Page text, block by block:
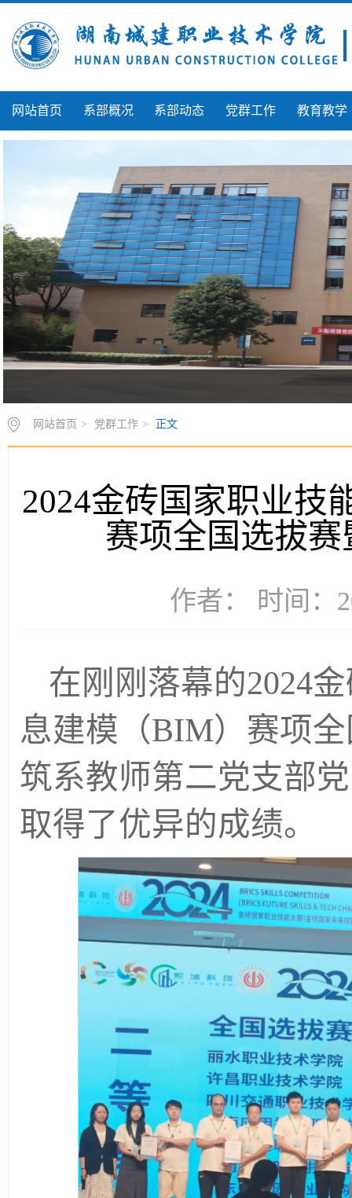
网站首页 系部概况 系部动态 党群工作 教育教学
网站首页 > 党群工作 > 正文
2024金砖国家职业技
赛项全国选拔
作者： 时间：
在刚刚落幕的2024
息建模（BIM）赛项
筑系教师第二党支部
取得了优异的成绩。